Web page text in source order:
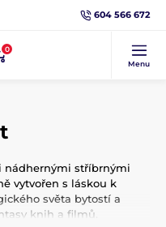
604 566 672
0
Menu
nádhernými stříbrnými
vytvořen s láskou k
světa bytostí a
knih a filmů.